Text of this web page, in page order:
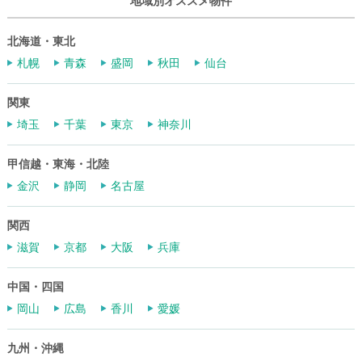
北海道・東北
札幌
青森 盛岡 秋田 仙台
関東
埼玉
千葉 東京 神奈川
甲信越・東海・北陸
金沢
静岡 名古屋
関西
滋賀
京都 大阪 兵庫
中国・四国
岡山
広島 香川 愛媛
九州・沖縄